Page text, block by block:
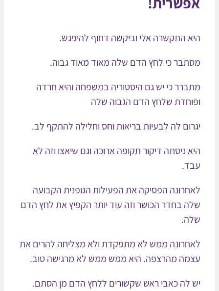
התקשרה אלי וביקשה דחוף להיפגש.
כי לחץ הדם שלה מאוד מאוד גבוה.
כי יש גם היסטוריה במשפחה והיא חרדה
שלחץ הדם הגבוה שלה
לה לבעיות בריאות וחס וחלילה להתקף לב.
ניסתה דיקור תקופה ארוכה וגם שיאצו וזה לא
הפסיקה את הפעילות הגופנית הקבועה
בחדר הכושר וזה עוד יותר הקפיץ את לחץ הדם
ממש לא מתפקדת ולא מצליחה להרים את
מהרצפה. היא ממש ממש לא מרגישה טוב.
לה כאבי ראש שקשורים ללחץ הדם מן הסתם.